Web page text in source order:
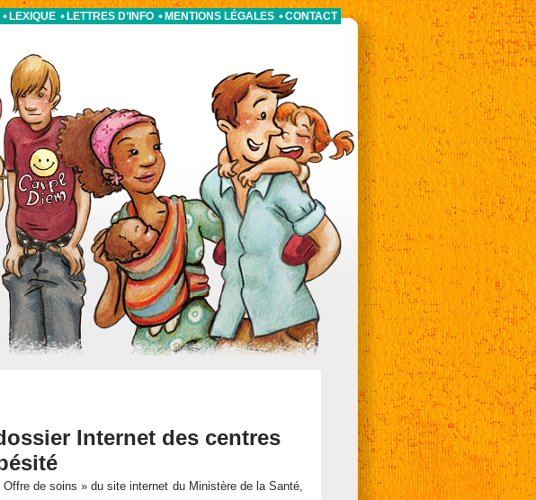
LEXIQUE LETTRES D’INFO MENTIONS LÉGALES CONTACT
Internet des centres
de soins » du site internet du Ministère de la Santé,